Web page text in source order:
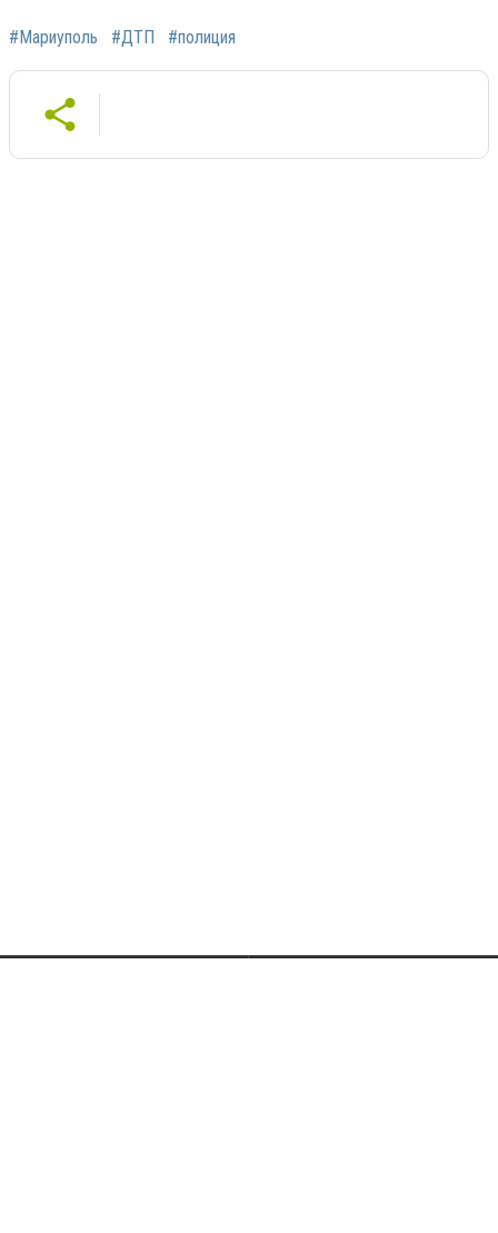
#Мариуполь #ДТП #полиция